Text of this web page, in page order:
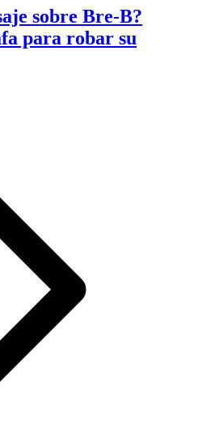
sobre Bre-B?
para robar su